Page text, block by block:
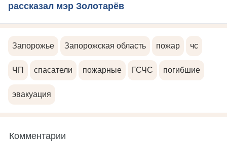
рассказал мэр Золотарёв
Запорожье Запорожская область пожар чс
ЧП спасатели пожарные ГСЧС погибшие
эвакуация
Комментарии